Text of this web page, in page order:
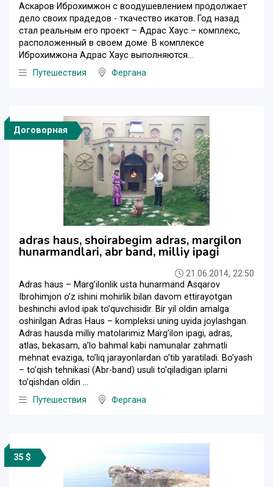
Аскаров Иброхимжон с воодушевлением продолжает
дело своих прадедов - ткачество икатов. Год назад
стал реальным его проект – Адрас Хаус – комплекс,
расположенный в своем доме. В комплексе
Иброхимжона Адрас Хаус выполняются...
Путешествия
Фергана
Договорная
adras haus, shoirabegim adras, margilon
hunarmandlari, abr band, milliy ipagi
21.06.2014, 22:50
Adras haus – Marg’ilonlik usta hunarmand Asqarov
Ibrohimjon o’z ishini mohirlik bilan davom ettirayotgan
beshinchi avlod ipak to’quvchisidir. Bir yil oldin amalga
oshirilgan Adras Haus – kompleksi uning uyida joylashgan.
Adras hausda milliy matolarimiz Marg’ilon ipagi, adras,
atlas, bekasam, a’lo bahmal kabi namunalar zahmatli
mehnat evaziga, to’liq jarayonlardan o’tib yaratiladi. Bo’yash
– to’qish tehnikasi (Abr-band) usuli to’qiladigan iplarni
to’qishdan oldin ...
Путешествия
Фергана
35 $